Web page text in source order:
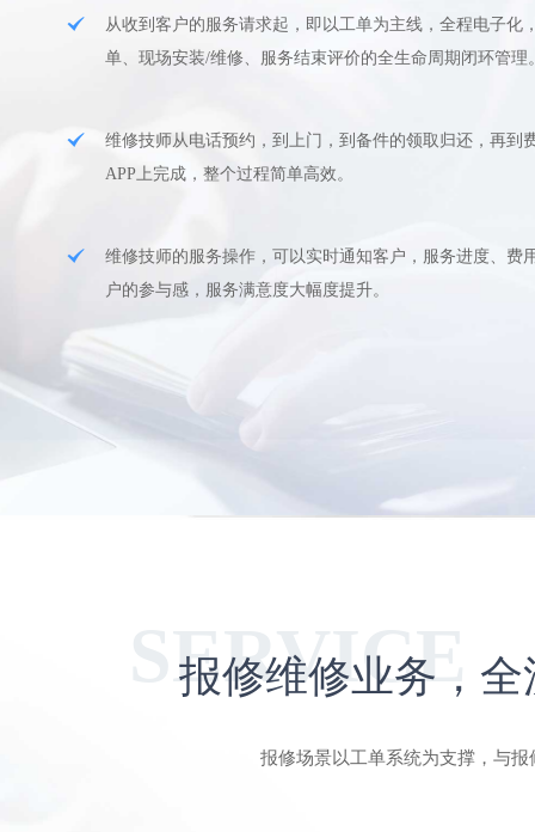
从收到客户的服务请求起，即以工单为主线，全程电子化
单、现场安装/维修、服务结束评价的全生命周期闭环管理
维修技师从电话预约，到上门，到备件的领取归还，再到
APP上完成，整个过程简单高效。
维修技师的服务操作，可以实时通知客户，服务进度、费
户的参与感，服务满意度大幅度提升。
SERVICE
报修维修业务，
报修场景以工单系统为支撑，与